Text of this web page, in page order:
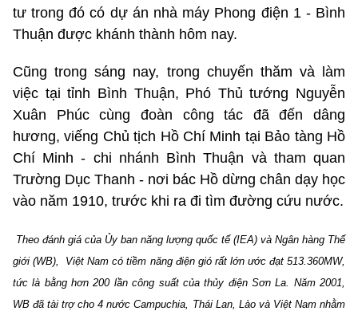
tư trong đó có dự án nhà máy Phong điện 1 - Bình
Thuận được khánh thành hôm nay.
Cũng trong sáng nay, trong chuyến thăm và làm
việc tại tỉnh Bình Thuận, Phó Thủ tướng Nguyễn
Xuân Phúc cùng đoàn công tác đã đến dâng
hương, viếng Chủ tịch Hồ Chí Minh tại Bảo tàng Hồ
Chí Minh - chi nhánh Bình Thuận và tham quan
Trường Dục Thanh - nơi bác Hồ dừng chân dạy học
vào năm 1910, trước khi ra đi tìm đường cứu nước.
Theo đánh giá của Ủy ban năng lượng quốc tế (IEA) và Ngân hàng Thế
giới (WB), Việt Nam có tiềm năng điện gió rất lớn ước đạt 513.360MW,
tức là bằng hơn 200 lần công suất của thủy điện Sơn La. Năm 2001,
WB đã tài trợ cho 4 nước Campuchia, Thái Lan, Lào và Việt Nam nhằm